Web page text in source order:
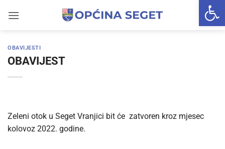
OBAVIJESTI
OBAVIJEST
Zeleni otok u Seget Vranjici bit će zatvoren kroz mjesec
kolovoz 2022. godine.